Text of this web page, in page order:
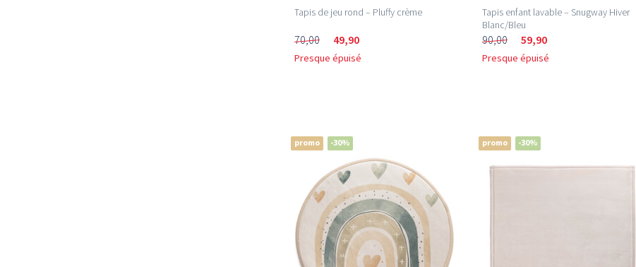
Tapis de jeu rond – Pluffy crème
70,00 49,90
Presque épuisé
Tapis enfant lavable – Snugway Hiver
Blanc/Bleu
90,00 59,90
Presque épuisé
promo -30% promo -30%